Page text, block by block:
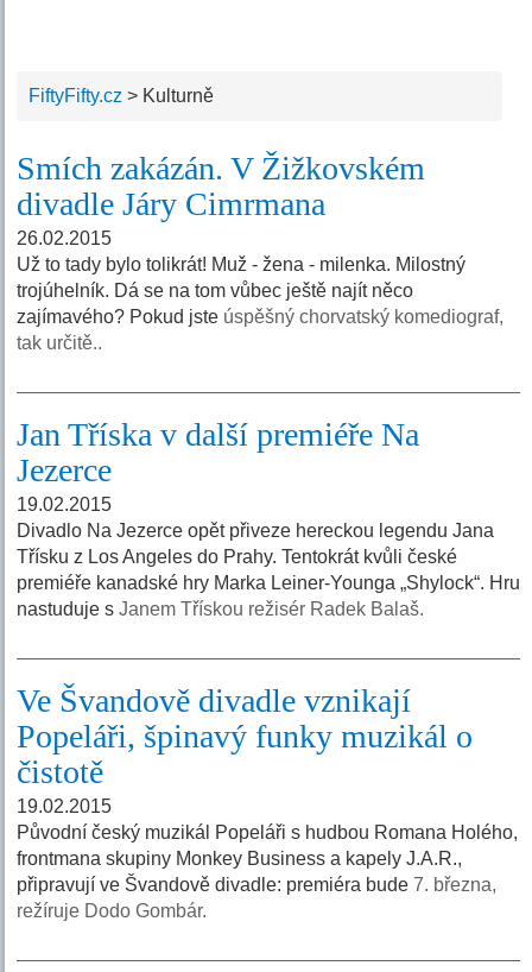
FiftyFifty.cz > Kulturně
Smích zakázán. V Žižkovském
divadle Járy Cimrmana
26.02.2015
Už to tady bylo tolikrát! Muž - žena - milenka. Milostný
trojúhelník. Dá se na tom vůbec ještě najít něco
zajímavého? Pokud jste úspěšný chorvatský komediograf,
tak určitě..
Jan Tříska v další premiéře Na
Jezerce
19.02.2015
Divadlo Na Jezerce opět přiveze hereckou legendu Jana
Třísku z Los Angeles do Prahy. Tentokrát kvůli české
premiéře kanadské hry Marka Leiner-Younga „Shylock“. Hru
nastuduje sJanem Třískou režisér Radek Balaš.
Ve Švandově divadle vznikají
Popeláři, špinavý funky muzikál o
čistotě
19.02.2015
Původní český muzikál Popeláři s hudbou Romana Holého,
frontmana skupiny Monkey Business a kapely J.A.R.,
připravují ve Švandově divadle: premiéra bude7. března,
režíruje Dodo Gombár.